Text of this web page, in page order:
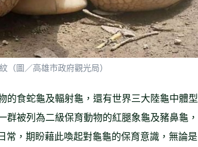
（圖／高雄市政府觀光局）
食蛇龜及輻射龜，還有世界三大陸龜中體型
被列為二級保育動物的紅腿象龜及豬鼻龜，
，期盼藉此喚起對龜龜的保育意識，無論是